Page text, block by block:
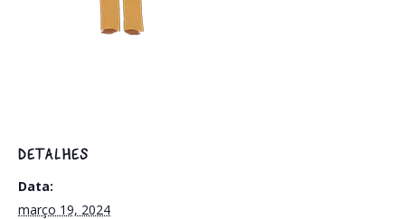
DETALHES
Data:
março 19, 2024